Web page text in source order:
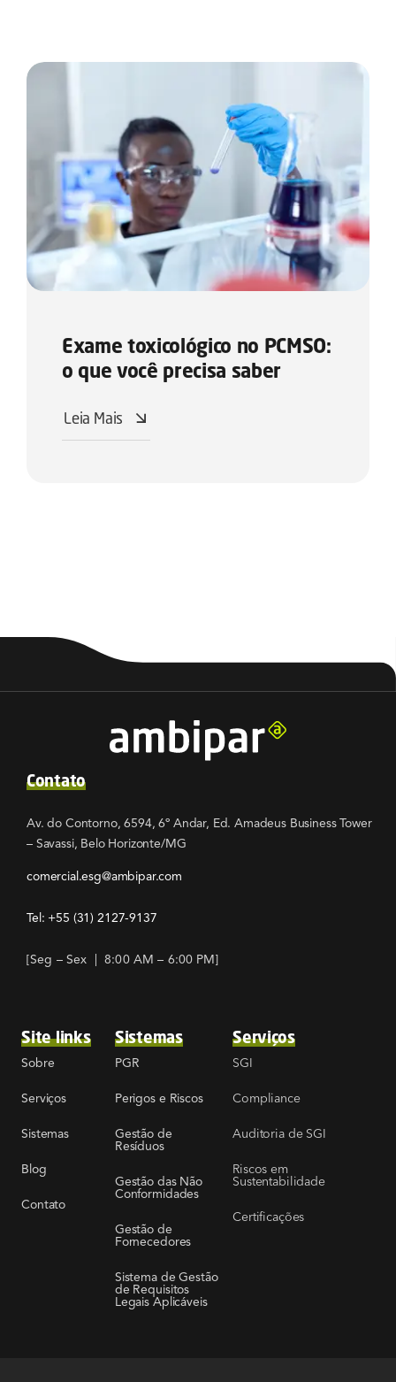
Exame toxicológico no PCMSO:
o que você precisa saber
Leia Mais
Contato
Av. do Contorno, 6594, 6º Andar, Ed. Amadeus Business Tower
– Savassi, Belo Horizonte/MG
comercial.esg@ambipar.com
Tel: +55 (31) 2127-9137
[Seg – Sex | 8:00 AM – 6:00 PM]
Site links
Sobre
Serviços
Sistemas
Blog
Contato
Sistemas
PGR
Perigos e Riscos
Gestão de
Resíduos
Gestão das Não
Conformidades
Gestão de
Fornecedores
Sistema de Gestão
de Requisitos
Legais Aplicáveis
Serviços
SGI
Compliance
Auditoria de SGI
Riscos em
Sustentabilidade
Certificações